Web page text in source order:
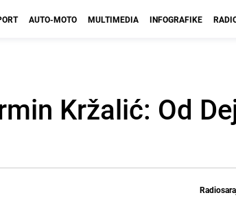
AUTO-MOTO MULTIMEDIA INFOGRAFIKE
Kržalić: Od